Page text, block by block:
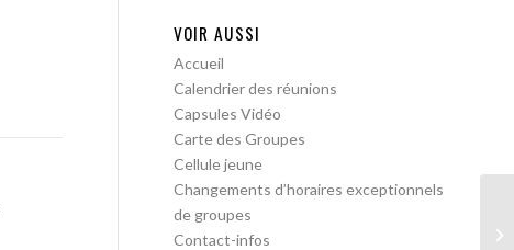
VOIR AUSSI
Accueil
Calendrier des réunions
Capsules Vidéo
Carte des Groupes
Cellule jeune
Changements d’horaires exceptionnels
de groupes
Contact-infos